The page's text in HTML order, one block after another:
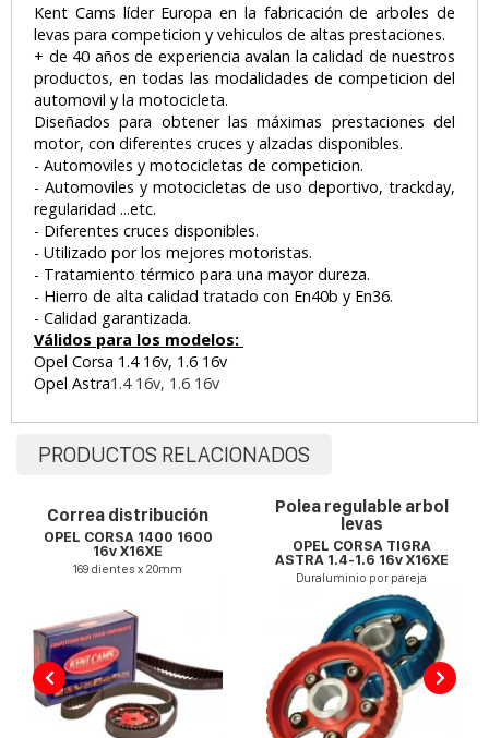
Kent Cams líder Europa en la fabricación de arboles de
levas para competicion y vehiculos de altas prestaciones.
+ de 40 años de experiencia avalan la calidad de nuestros
productos, en todas las modalidades de competicion del
automovil y la motocicleta.
Diseñados para obtener las máximas prestaciones del
motor, con diferentes cruces y alzadas disponibles.
- Automoviles y motocicletas de competicion.
- Automoviles y motocicletas de uso deportivo, trackday,
regularidad ...etc.
- Diferentes cruces disponibles.
- Utilizado por los mejores motoristas.
- Tratamiento térmico para una mayor dureza.
- Hierro de alta calidad tratado con En40b y En36.
- Calidad garantizada.
Válidos para los modelos:
Opel Corsa 1.4 16v, 1.6 16v
Opel Astra1.4 16v, 1.6 16v
PRODUCTOS RELACIONADOS
Correa distribución
OPEL CORSA 1400 1600
16v X16XE
169 dientes x 20mm
Polea regulable arbol
levas
OPEL CORSA TIGRA
ASTRA 1.4-1.6 16v X16XE
Duraluminio por pareja